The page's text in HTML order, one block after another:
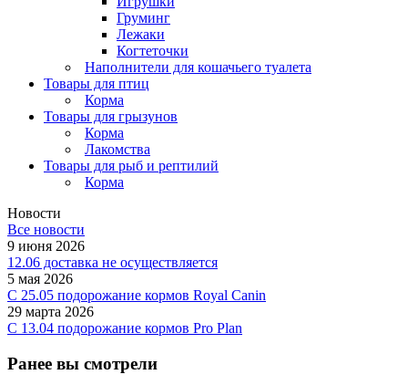
Груминг
Лежаки
Когтеточки
Наполнители для кошачьего туалета
Товары для птиц
Корма
Товары для грызунов
Корма
Лакомства
Товары для рыб и рептилий
Корма
Новости
Все новости
9 июня 2026
12.06 доставка не осуществляется
5 мая 2026
C 25.05 подорожание кормов Royal Canin
29 марта 2026
С 13.04 подорожание кормов Pro Plan
Ранее вы смотрели